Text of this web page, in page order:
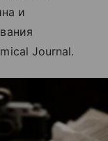
и
Journal.